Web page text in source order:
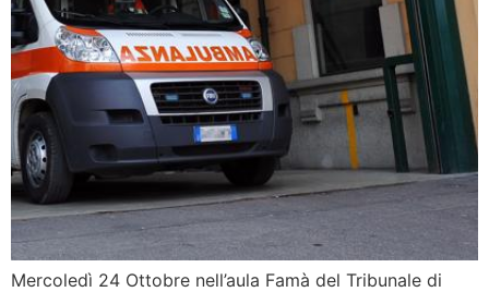
Mercoledì 24 Ottobre nell’aula Famà del Tribunale di